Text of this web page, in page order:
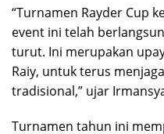
“Turnamen Rayder Cup
event ini telah
turut. Ini merupakan
Raiy, untuk terus
tradisional,” ujar
Turnamen tahun ini